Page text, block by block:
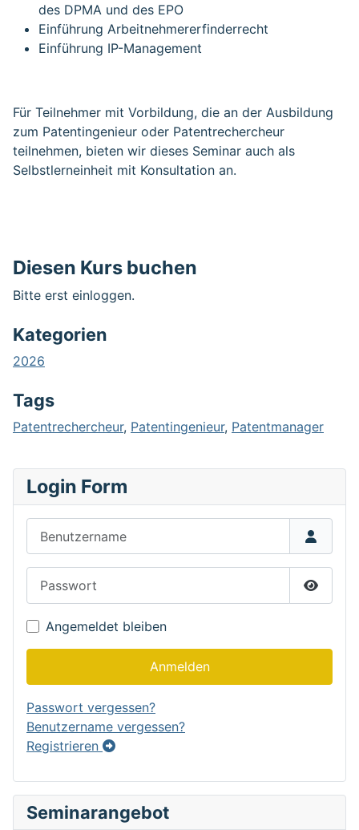
des DPMA und des EPO
Einführung Arbeitnehmererfinderrecht
Einführung IP-Management
Für Teilnehmer mit Vorbildung, die an der Ausbildung
zum Patentingenieur oder Patentrechercheur
teilnehmen, bieten wir dieses Seminar auch als
Selbstlerneinheit mit Konsultation an.
Diesen Kurs buchen
Bitte erst einloggen.
Kategorien
2026
Tags
Patentrechercheur, Patentingenieur, Patentmanager
Login Form
Angemeldet bleiben
Anmelden
Passwort vergessen?
Benutzername vergessen?
Registrieren
Seminarangebot